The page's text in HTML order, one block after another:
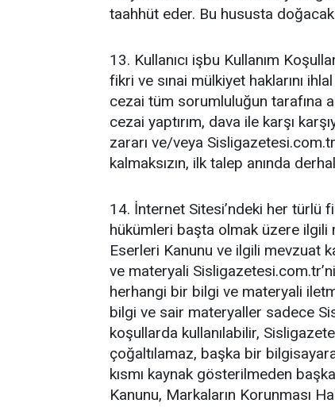
taahhüt eder. Bu hususta doğacak
13. Kullanıcı işbu Kullanım
fikri ve sınai mülkiyet haklarını
cezai tüm sorumluluğun tarafına
cezai yaptırım, dava ile karşı
zararı ve/veya
kalmaksızın, ilk talep anında
14. İnternet Sitesi’ndeki her türlü
hükümleri başta olmak üzere ilgili
Eserleri Kanunu ve ilgili mevzuat
ve materyali
herhangi bir bilgi ve materyali
bilgi ve sair materyaller sadece
koşullarda kullanılabilir,
çoğaltılamaz, başka bir
kısmı kaynak gösterilmeden
Kanunu, Markaların Korunması